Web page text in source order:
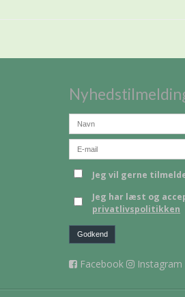
Jeg vil gerne
Jeg har læst og
privatlivspolitikken
Godkend
Facebook Instagram